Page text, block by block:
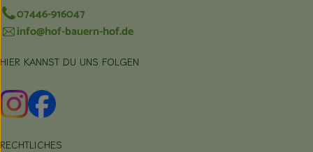
07446-916047
info@hof-bauern-hof.de
HIER KANNST DU UNS FOLGEN
Externer Link zu https://www.instagram.com/hofbauernhof/
Externer Link zu https://www.facebook.com/
RECHTLICHES